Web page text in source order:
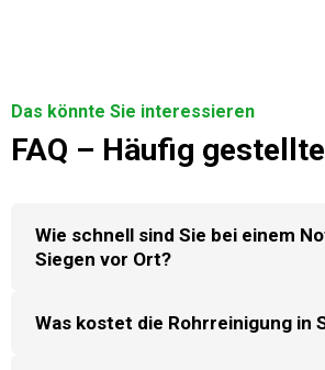
Das könnte Sie interessieren
FAQ – Häufig
Wie schnell sind Sie bei einem
Siegen vor Ort?
Was kostet die Rohrreinigung in